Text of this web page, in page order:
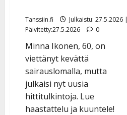
Tanssiin.fi
Julkaistu: 27.5.2026 |
Päivitetty:27.5.2026
0
Minna Ikonen, 60, on
viettänyt kevättä
sairauslomalla, mutta
julkaisi nyt uusia
hittitulkintoja. Lue
haastattelu ja kuuntele!